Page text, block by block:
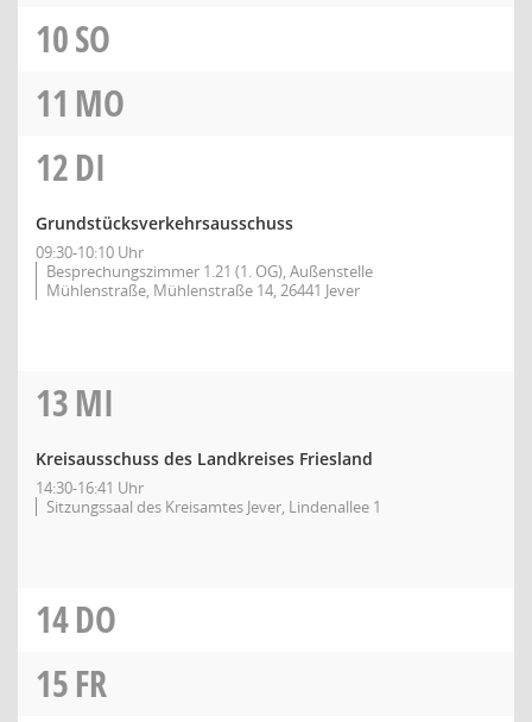
10SO
11 MO
12DI
Grundstücksverkehrsausschuss
09:30-10:10 Uhr
Besprechungszimmer 1.21 (1. OG), Außenstelle
Mühlenstraße, Mühlenstraße 14, 26441 Jever
13MI
Kreisausschuss des Landkreises Friesland
14:30-16:41 Uhr
Sitzungssaal des Kreisamtes Jever, Lindenallee 1
14DO
15FR